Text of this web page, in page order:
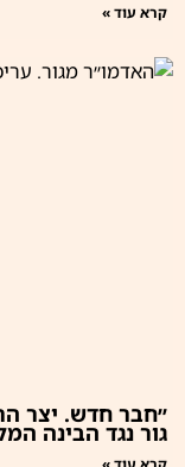
קרא עוד »
״חבר חדש. יצר
גור נגד הבינה